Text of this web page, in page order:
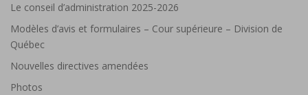
Le conseil d’administration 2025-2026
Modèles d’avis et formulaires – Cour supérieure – Division de
Québec
Nouvelles directives amendées
Photos